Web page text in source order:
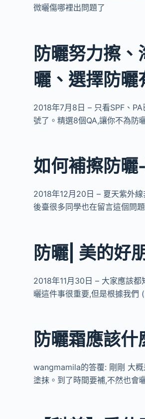
微曬傷哪裡出問題了
防曬努力擦
曬、選擇防
2018年7月8日 – 只看SPF、
號了。精選8個QA,讓你不為防
如何補擦防
2018年12月20日 – 夏天紫外
後臺很多同學也在留言這個問
防曬| 美的好
2018年11月30日 – 大家應該
曬這件事很重要,但是根據我
防曬霜應該
wangmamila的答覆: 剛剛 大
塗抹。到了時間要補,不然也會